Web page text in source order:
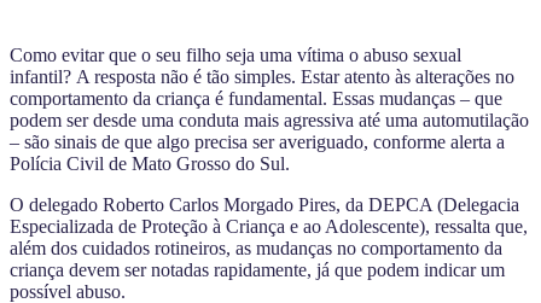
Como evitar que o seu filho seja uma vítima o abuso sexual
infantil? A resposta não é tão simples. Estar atento às alterações no
comportamento da criança é fundamental. Essas mudanças – que
podem ser desde uma conduta mais agressiva até uma automutilação
– são sinais de que algo precisa ser averiguado, conforme alerta a
Polícia Civil de Mato Grosso do Sul.
O delegado Roberto Carlos Morgado Pires, da DEPCA (Delegacia
Especializada de Proteção à Criança e ao Adolescente), ressalta que,
além dos cuidados rotineiros, as mudanças no comportamento da
criança devem ser notadas rapidamente, já que podem indicar um
possível abuso.